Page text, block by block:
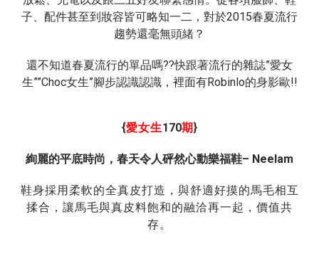
子、配件甚至到妝容皆可略知一二，對於2015春夏流行
趨勢還毫無頭緒？
還不知道春夏流行的單品嗎??快跟著流行的雜誌”愛女
生””Choc女生”腳步認識認識，裡面有Robinlo的身影歐!!
{愛女生170期}
絢麗的平底時尚，春天令人砰然心動樂福鞋– Neelam
鞋身採用柔軟的全真皮打造，與舒適好摸的馬毛相互
揉合，讓馬毛與真皮料飽和的融洽再一起，價值共
存。